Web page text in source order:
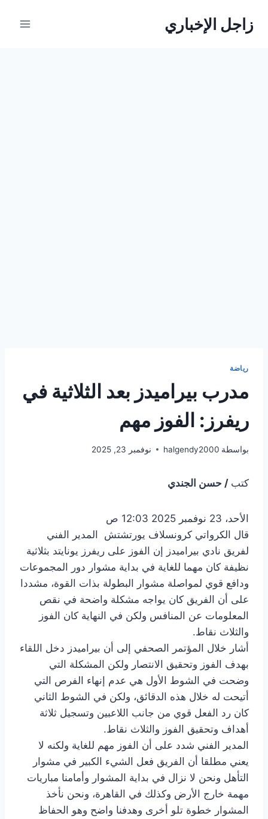
زاجل الإخباري
رياضة
مدرب بيراميدز بعد الثلاثية في
ريفرز: الفوز مهم
بواسطة halgendy2000 نوفمبر 23, 2025
كتب / حسن الجندي
الأحد، 23 نوفمبر 2025 12:03 ص
قال الكرواتي كرونسلاف يورتشتش المدير الفني
لفريق نادي بيراميدز إن الفوز على ريفرز يونايتد بثلاثية
نظيفة كان مهما للغاية في بداية مشوار دور المجموعات
ودافع قوي لمواصلة مشوار البطولة بذات القوة، مشددا
على أن الفريق كان يواجه مشكلة واضحة في نقص
المعلومات عن المنافس ولكن في النهاية كان الفوز
والثلاث نقاط.
أشار خلال المؤتمر الصحفي إلى أن بيراميدز دخل اللقاء
بهدف الفوز وتحقيق الانتصار ولكن المشكلة التي
وضحت في الشوط الأول هي عدم إنهاء الفرص التي
أتيحت له خلال هذه الدقائق، ولكن في الشوط الثاني
كان رد الفعل قوي من جانب اللاعبين وتسجيل ثلاثة
أهداف وتحقيق الفوز والثلاث نقاط.
المدير الفني شدد على أن الفوز مهم للغاية ولكنه لا
يعني مطلقا أن الفريق فعل الشيء الكبير في مشوار
التأهل ونحن لا نزال في بداية المشوار وأمامنا مباريات
مهمة خارج الأرض وكذلك في القاهرة، ونحن نأخذ
المشوار خطوة تلو أخرى وهدفنا واضح وهو الحفاظ